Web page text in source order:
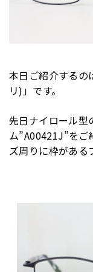
本日ご紹介する
リ)」です。
先日ナイロール型
ム”A00421J”を
ズ周りに枠がある